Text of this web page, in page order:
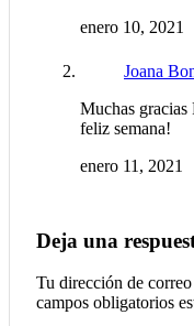
enero 10, 2021
Joana
Muchas gracias
feliz semana!
enero 11, 2021
Deja una
Tu dirección de
campos obligatorios